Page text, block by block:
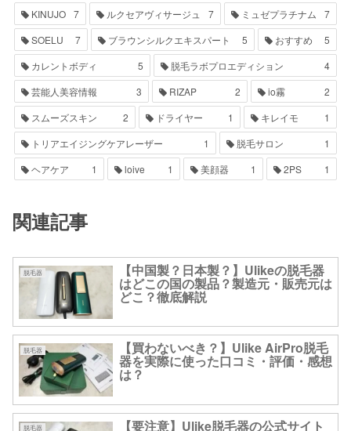
KINUJO 7 ルクセアヴィサージュ 7 ミュゼプラチナム
7
SOELU
7 ブラウンシルクエキスパート 5 おすすめ
5
カレントボディ
5 脱毛ラボプロエディション
4
芸能人美容情報
3 RIZAP 2 io霧
2
スムーズスキン
2 ドライヤー 1 キレイモ
1
トリアエイジングケアレーザー
1 脱毛サロン
1
ヘアケア
1 loive 1 美顔器 1 2PS 1
関連記事
脱毛器 【中国製？日本製？】Ulikeの脱毛器
はどこの国の製品？製造元・販売元は
どこ？徹底解説
脱毛器 【買わないべき？】Ulike AirPro脱毛
器を実際に使った口コミ・評価・感想
は？
脱毛器 【要注意】Ulike脱毛器の公式サイト